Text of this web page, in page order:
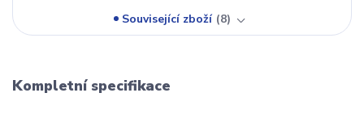
Související zboží 8
Kompletní specifikace